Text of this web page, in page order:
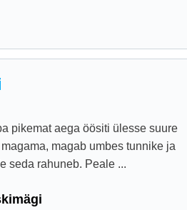
pikemat aega öösiti ülesse suure
magab umbes tunnike ja
seda rahuneb. Peale ...